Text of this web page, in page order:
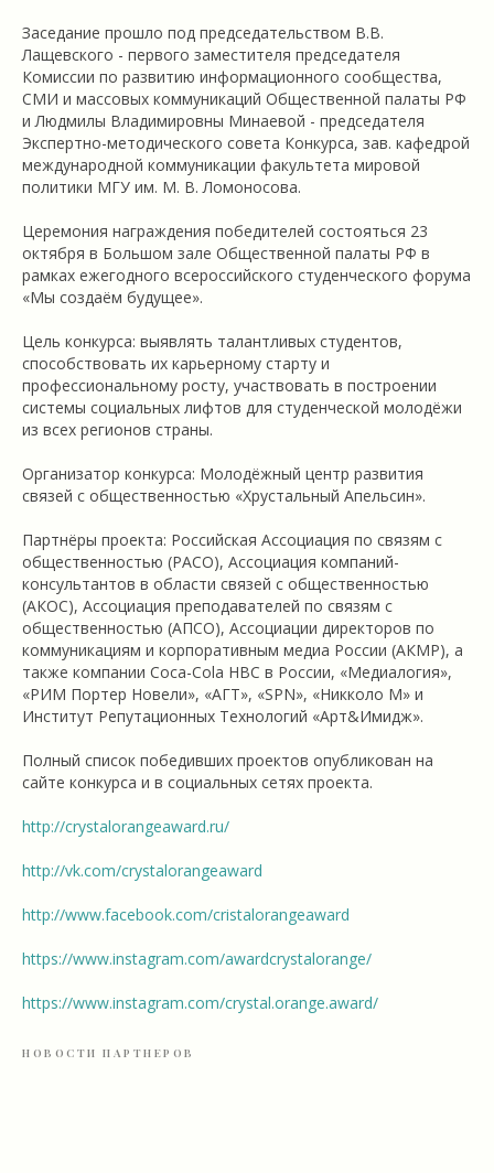
Заседание прошло под председательством В.В.
Лащевского - первого заместителя председателя
Комиссии по развитию информационного сообщества,
СМИ и массовых коммуникаций Общественной палаты РФ
и Людмилы Владимировны Минаевой - председателя
Экспертно-методического совета Конкурса, зав. кафедрой
международной коммуникации факультета мировой
политики МГУ им. М. В. Ломоносова.
Церемония награждения победителей состояться 23
октября в Большом зале Общественной палаты РФ в
рамках ежегодного всероссийского студенческого форума
«Мы создаём будущее».
Цель конкурса: выявлять талантливых студентов,
способствовать их карьерному старту и
профессиональному росту, участвовать в построении
системы социальных лифтов для студенческой молодёжи
из всех регионов страны.
Организатор конкурса: Молодёжный центр развития
связей с общественностью «Хрустальный Апельсин».
Партнёры проекта: Российская Ассоциация по связям с
общественностью (РАСО), Ассоциация компаний-
консультантов в области связей с общественностью
(АКОС), Ассоциация преподавателей по связям с
общественностью (АПСО), Ассоциации директоров по
коммуникациям и корпоративным медиа России (АКМР), а
также компании Coca-Cola HBC в России, «Медиалогия»,
«РИМ Портер Новели», «АГТ», «SPN», «Никколо М» и
Институт Репутационных Технологий «Арт&Имидж».
Полный список победивших проектов опубликован на
сайте конкурса и в социальных сетях проекта.
http://crystalorangeaward.ru/
http://vk.com/crystalorangeaward
http://www.facebook.com/cristalorangeaward
https://www.instagram.com/awardcrystalorange/
https://www.instagram.com/crystal.orange.award/
НОВОСТИ ПАРТНЕРОВ